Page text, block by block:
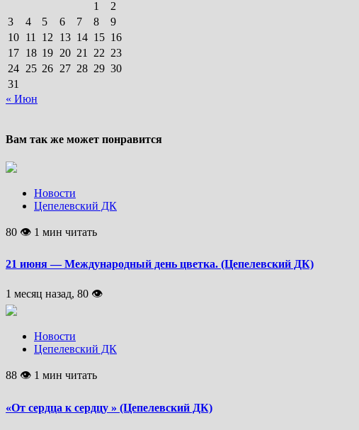
1
2
3
4 5 6 7 8
9
10 11 12 13 14 15 16
17 18 19 20 21 22 23
24 25 26 27 28 29 30
31
« Июн
Вам так же может понравится
Новости
Цепелевский ДК
80 👁 1 мин читать
21 июня — Международный день цветка. (Цепелевский ДК)
1 месяц назад, 80 👁
Новости
Цепелевский ДК
88 👁 1 мин читать
«От сердца к сердцу » (Цепелевский ДК)